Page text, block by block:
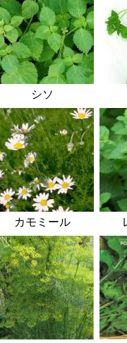
シソ
カモミール